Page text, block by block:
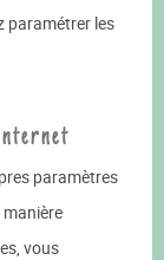
paramétrer les
paramètres
vous